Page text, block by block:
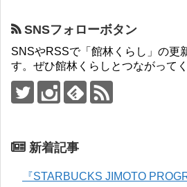
SNSフォローボタン
SNSやRSSで「館林くらし」の更
す。ぜひ館林くらしとつながって
新着記事
『STARBUCKS JIMOTO